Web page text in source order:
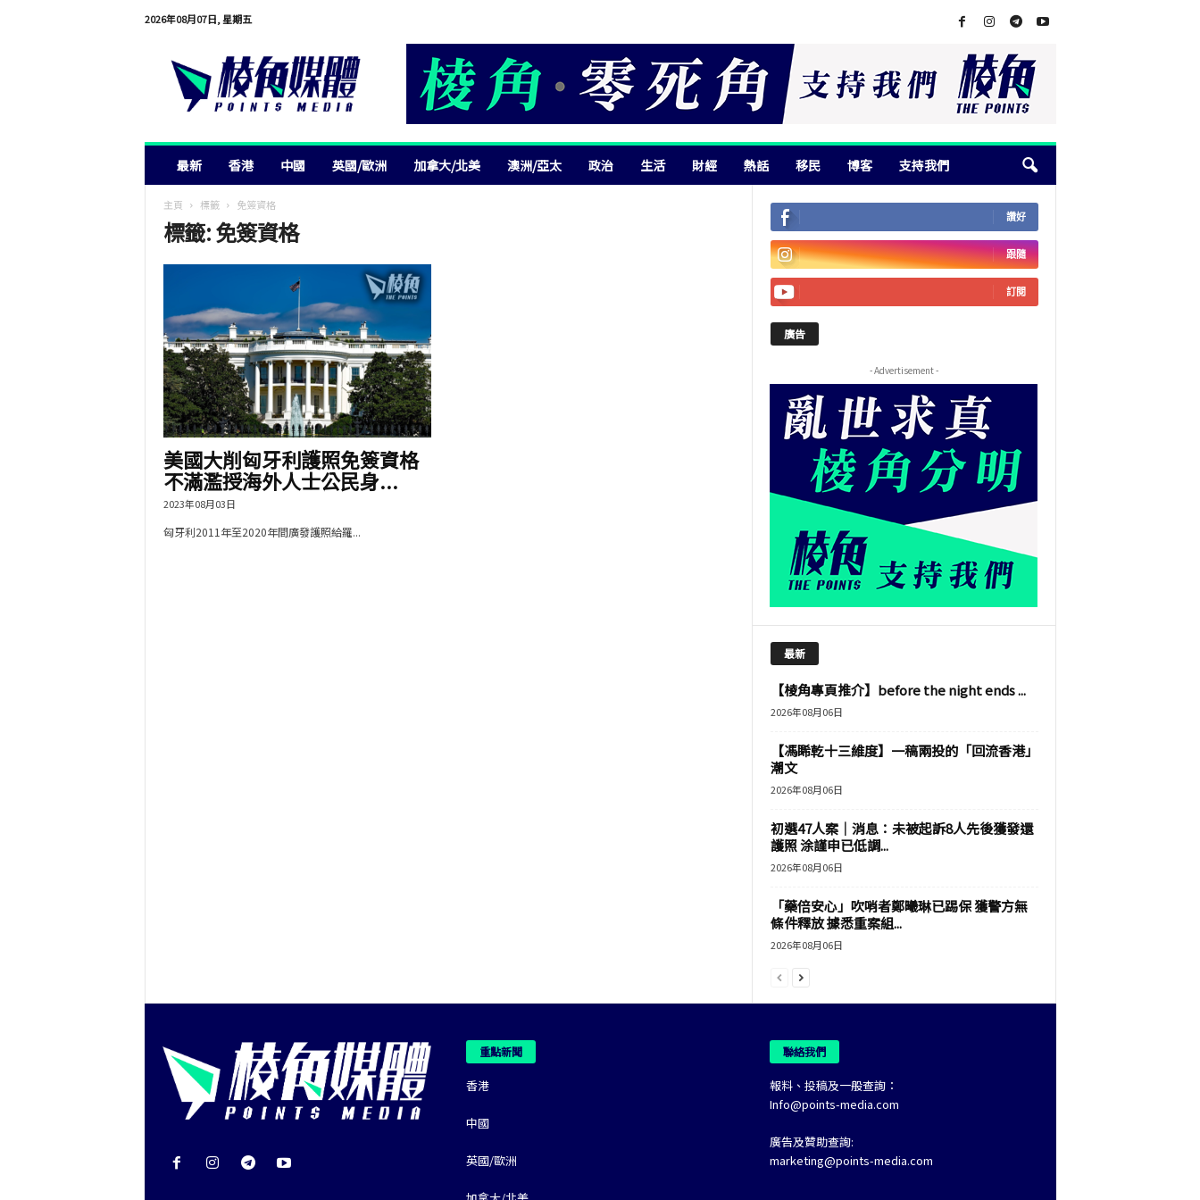
2026年08月07日, 星期五
最新 香港 中國 英國/歐洲 加拿大/北美 澳洲/亞太 政治 生活 財經 熱話 移民 博客 支持我們
主頁 標籤 免簽資格
標籤: 免簽資格
美國大削匈牙利護照免簽資格
不滿濫授海外人士公民身...
2023年08月03日
匈牙利2011年至2020年間廣發護照給羅...
讚好
跟隨
訂閱
廣告
- Advertisement -
最新
【棱角專頁推介】before the night ends ...
2026年08月06日
【馮睎乾十三維度】一稿兩投的「回流香港」
潮文
2026年08月06日
初選47人案｜消息：未被起訴8人先後獲發還
護照 涂謹申已低調...
2026年08月06日
「藥倍安心」吹哨者鄭曦琳已踢保 獲警方無
條件釋放 據悉重案組...
2026年08月06日
重點新聞
香港
中國
英國/歐洲
聯絡我們
報料、投稿及一般查詢：
Info@points-media.com
廣告及贊助查詢:
marketing@points-media.com